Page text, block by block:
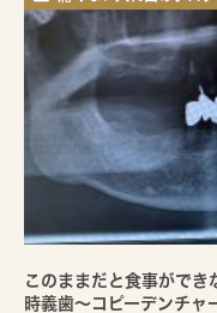
このままだと食事ができ
時義歯～コピーデンチャ